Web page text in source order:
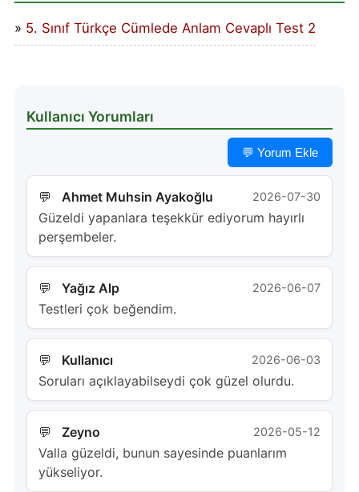
5. Sınıf Türkçe Cümlede Anlam Cevaplı Test 2
Kullanıcı Yorumları
💬 Yorum Ekle
Ahmet Muhsin Ayakoğlu 2026-07-30
Güzeldi yapanlara teşekkür ediyorum hayırlı
perşembeler.
Yağız Alp 2026-06-07
Testleri çok beğendim.
Kullanıcı 2026-06-03
Soruları açıklayabilseydi çok güzel olurdu.
Zeyno 2026-05-12
Valla güzeldi, bunun sayesinde puanlarım
yükseliyor.